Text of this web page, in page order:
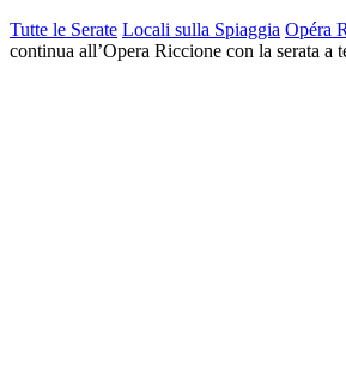
Tutte le Serate Locali sulla Spiaggia Opéra
continua all’Opera Riccione con la serata a